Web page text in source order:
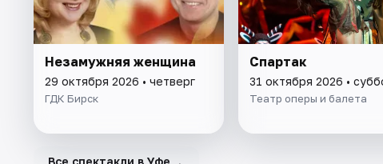
Незамужняя женщина
29 октября 2026 • четверг
ГДК Бирск
Спартак
31 октября 2026 •
Театр оперы и балета